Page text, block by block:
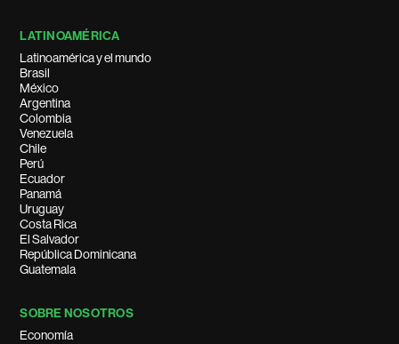
LATINOAMÉRICA
Latinoamérica y el mundo
Brasil
México
Argentina
Colombia
Venezuela
Chile
Perú
Ecuador
Panamá
Uruguay
Costa Rica
El Salvador
República Dominicana
Guatemala
SOBRE NOSOTROS
Economía